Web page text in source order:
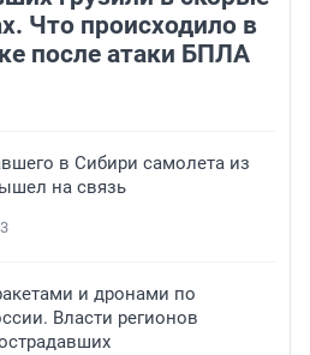
Что происходило в
после атаки БПЛА
в Сибири самолета из
на связь
и дронами по
Власти регионов